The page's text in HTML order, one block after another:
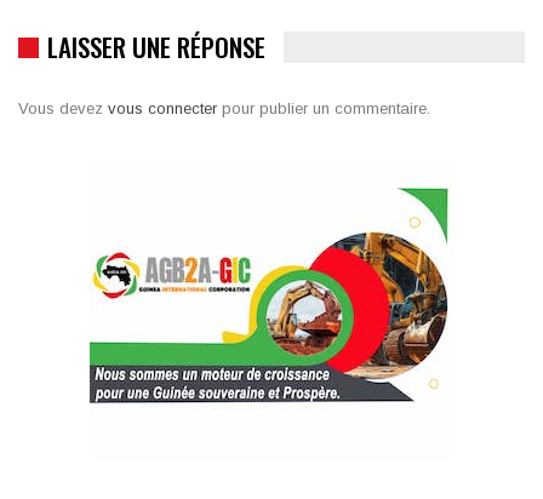
LAISSER UNE RÉPONSE
Vous devez vous connecter pour publier un commentaire.